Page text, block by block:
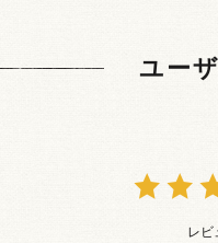
ユー
レビ